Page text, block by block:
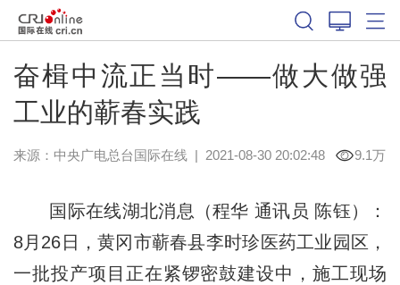
奋楫中流正当时——做大做强
工业的蕲春实践
来源： 中央广电总台国际在线| 2021-08-30 20:02:48 9.1万
国际在线湖北消息（程华 通讯员 陈钰）：
8月26日，黄冈市蕲春县李时珍医药工业园区，
一批投产项目正在紧锣密鼓建设中，施工现场